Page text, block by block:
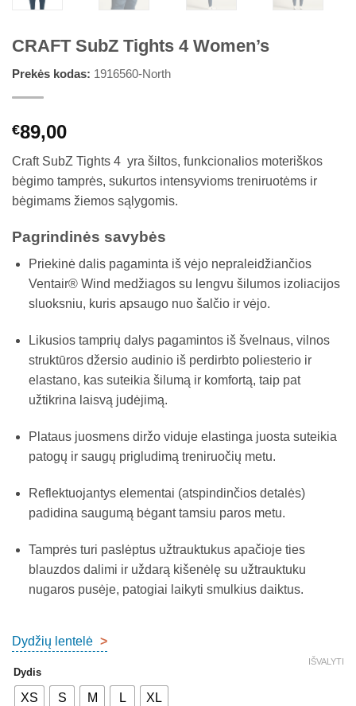
CRAFT SubZ Tights 4 Women’s
Prekės kodas: 1916560-North
€89,00
Craft SubZ Tights 4 yra šiltos, funkcionalios moteriškos
bėgimo tamprės, sukurtos intensyvioms treniruotėms ir
bėgimams žiemos sąlygomis.
Pagrindinės savybės
Priekinė dalis pagaminta iš vėjo nepraleidžiančios
Ventair® Wind medžiagos su lengvu šilumos izoliacijos
sluoksniu, kuris apsaugo nuo šalčio ir vėjo.
Likusios tamprių dalys pagamintos iš švelnaus, vilnos
struktūros džersio audinio iš perdirbto poliesterio ir
elastano, kas suteikia šilumą ir komfortą, taip pat
užtikrina laisvą judėjimą.
Plataus juosmens diržo viduje elastinga juosta suteikia
patogų ir saugų prigludimą treniruočių metu.
Reflektuojantys elementai (atspindinčios detalės)
padidina saugumą bėgant tamsiu paros metu.
Tamprės turi paslėptus užtrauktukus apačioje ties
blauzdos dalimi ir uždarą kišenėlę su užtrauktuku
nugaros pusėje, patogiai laikyti smulkius daiktus.
Dydžių lentelė >
Dydis
XS S M L XL
IŠVALYTI